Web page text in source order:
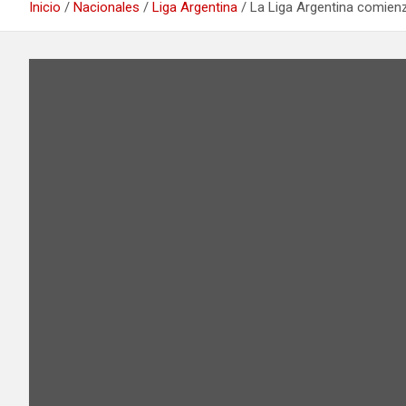
Inicio Nacionales Liga Argentina La Liga Argentina